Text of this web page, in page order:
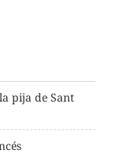
pija de Sant